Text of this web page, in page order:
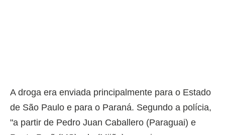
A droga era enviada principalmente para o Estado
de São Paulo e para o Paraná. Segundo a polícia,
"a partir de Pedro Juan Caballero (Paraguai) e